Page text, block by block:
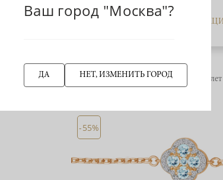
КАТАЛОГ
НАЗАД Главная страница Браслет
-55%
Ваш город "Москва"?
ДА НЕТ, ИЗМЕНИТЬ ГОРОД